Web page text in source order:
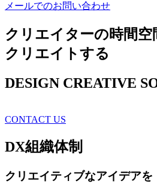
メールでのお問い合わせ
クリエイターの時間空
クリエイトする
DESIGN CREATIVE
CONTACT US
DX組織体制
クリエイティブなアイデアを